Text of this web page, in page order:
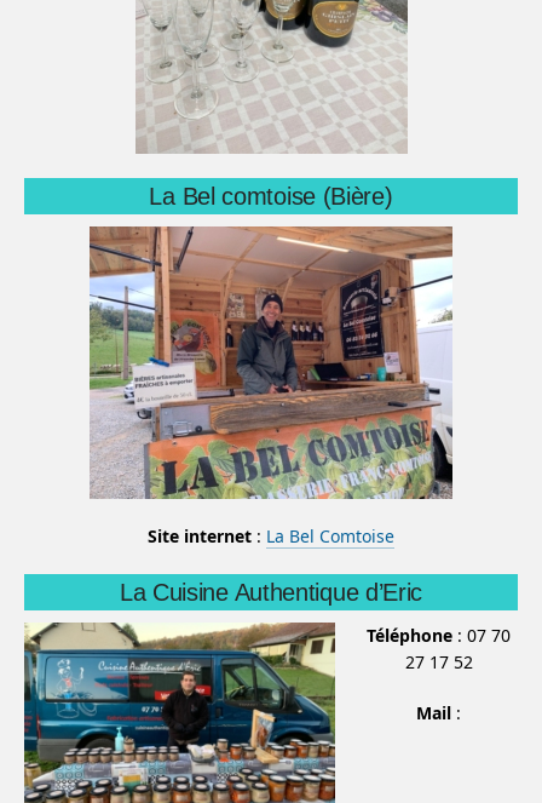
La Bel comtoise (Bière)
Site internet : La Bel Comtoise
La Cuisine Authentique d’Eric
Téléphone : 07 70
27 17 52
Mail :